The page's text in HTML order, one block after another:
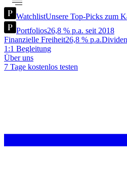
WatchlistUnsere Top-Picks zum
Portfolios26,8 % p.a. seit 2018
Finanzielle Freiheit26,8 % p.a.
1:1 Begleitung
Über uns
7 Tage kostenlos testen